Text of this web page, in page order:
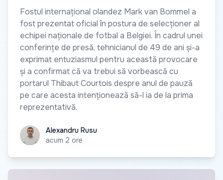
Fostul internațional olandez Mark van Bommel a
fost prezentat oficial în postura de selecționer al
echipei naționale de fotbal a Belgiei. În cadrul unei
conferințe de presă, tehnicianul de 49 de ani și-a
exprimat entuziasmul pentru această provocare
și a confirmat că va trebui să vorbească cu
portarul Thibaut Courtois despre anul de pauză
pe care acesta intenționează să-l ia de la prima
reprezentativă.
Alexandru Rusu
Alexandru Rusu
acum 2 ore